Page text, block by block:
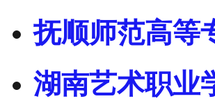
抚顺师范高等
湖南艺术职业